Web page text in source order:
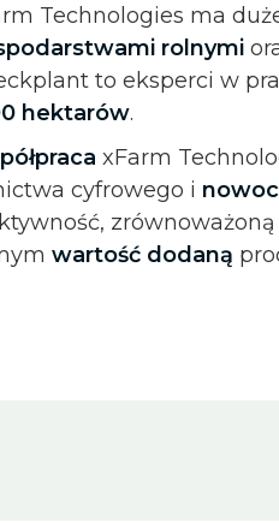
Technologies ma
rolnymi
to eksperci w
hektarów.
xFarm
cyfrowego i
wartość dodaną